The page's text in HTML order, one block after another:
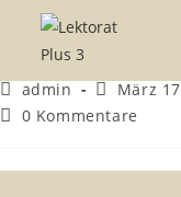
Spannung
admin März
0 Kommentare